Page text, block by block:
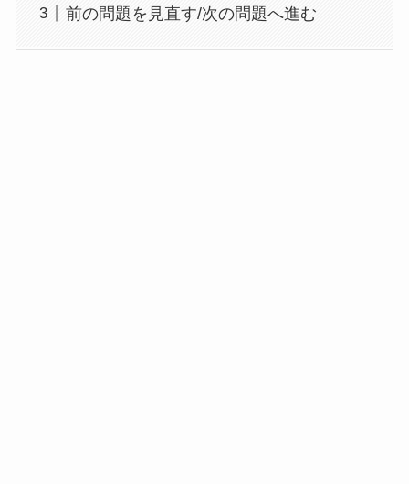
前の問題を見直す/次の問題へ進む